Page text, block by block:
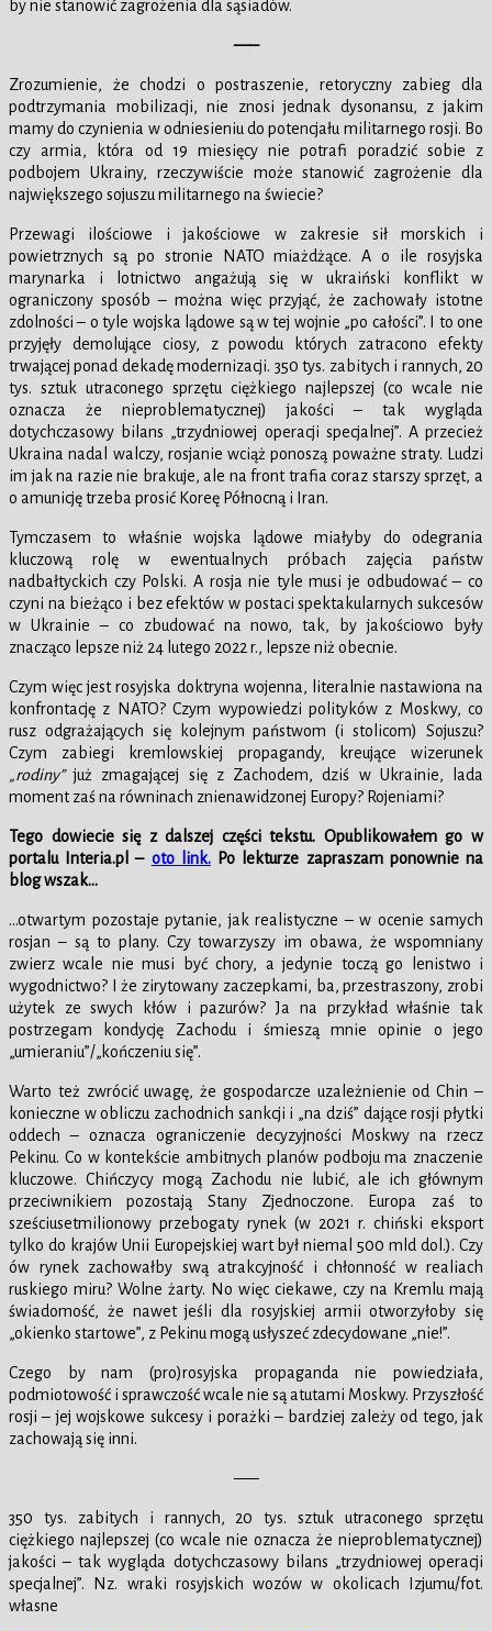
by nie stanowić zagrożenia dla sąsiadów.
—–
Zrozumienie, że chodzi o postraszenie, retoryczny zabieg dla
podtrzymania mobilizacji, nie znosi jednak dysonansu, z jakim
mamy do czynienia w odniesieniu do potencjału militarnego rosji. Bo
czy armia, która od 19 miesięcy nie potrafi poradzić sobie z
podbojem Ukrainy, rzeczywiście może stanowić zagrożenie dla
największego sojuszu militarnego na świecie?
Przewagi ilościowe i jakościowe w zakresie sił morskich i
powietrznych są po stronie NATO miażdżące. A o ile rosyjska
marynarka i lotnictwo angażują się w ukraiński konflikt w
ograniczony sposób – można więc przyjąć, że zachowały istotne
zdolności – o tyle wojska lądowe są w tej wojnie „po całości”. I to one
przyjęły demolujące ciosy, z powodu których zatracono efekty
trwającej ponad dekadę modernizacji. 350 tys. zabitych i rannych, 20
tys. sztuk utraconego sprzętu ciężkiego najlepszej (co wcale nie
oznacza że nieproblematycznej) jakości – tak wygląda
dotychczasowy bilans „trzydniowej operacji specjalnej”. A przecież
Ukraina nadal walczy, rosjanie wciąż ponoszą poważne straty. Ludzi
im jak na razie nie brakuje, ale na front trafia coraz starszy sprzęt, a
o amunicję trzeba prosić Koreę Północną i Iran.
Tymczasem to właśnie wojska lądowe miałyby do odegrania
kluczową rolę w ewentualnych próbach zajęcia państw
nadbałtyckich czy Polski. A rosja nie tyle musi je odbudować – co
czyni na bieżąco i bez efektów w postaci spektakularnych sukcesów
w Ukrainie – co zbudować na nowo, tak, by jakościowo były
znacząco lepsze niż 24 lutego 2022 r., lepsze niż obecnie.
Czym więc jest rosyjska doktryna wojenna, literalnie nastawiona na
konfrontację z NATO? Czym wypowiedzi polityków z Moskwy, co
rusz odgrażających się kolejnym państwom (i stolicom) Sojuszu?
Czym zabiegi kremlowskiej propagandy, kreujące wizerunek
„rodiny”już zmagającej się z Zachodem, dziś w Ukrainie, lada
moment zaś na równinach znienawidzonej Europy? Rojeniami?
Tego dowiecie się z dalszej części tekstu. Opublikowałem go w
portalu Interia.pl – oto link.Po lekturze zapraszam ponownie na
blog wszak…
…otwartym pozostaje pytanie, jak realistyczne – w ocenie samych
rosjan – są to plany. Czy towarzyszy im obawa, że wspomniany
zwierz wcale nie musi być chory, a jedynie toczą go lenistwo i
wygodnictwo? I że zirytowany zaczepkami, ba, przestraszony, zrobi
użytek ze swych kłów i pazurów? Ja na przykład właśnie tak
postrzegam kondycję Zachodu i śmieszą mnie opinie o jego
„umieraniu”/„kończeniu się”.
Warto też zwrócić uwagę, że gospodarcze uzależnienie od Chin –
konieczne w obliczu zachodnich sankcji i „na dziś” dające rosji płytki
oddech – oznacza ograniczenie decyzyjności Moskwy na rzecz
Pekinu. Co w kontekście ambitnych planów podboju ma znaczenie
kluczowe. Chińczycy mogą Zachodu nie lubić, ale ich głównym
przeciwnikiem pozostają Stany Zjednoczone. Europa zaś to
sześciusetmilionowy przebogaty rynek (w 2021 r. chiński eksport
tylko do krajów Unii Europejskiej wart był niemal 500 mld dol.). Czy
ów rynek zachowałby swą atrakcyjność i chłonność w realiach
ruskiego miru? Wolne żarty. No więc ciekawe, czy na Kremlu mają
świadomość, że nawet jeśli dla rosyjskiej armii otworzyłoby się
„okienko startowe”, z Pekinu mogą usłyszeć zdecydowane „nie!”.
Czego by nam (pro)rosyjska propaganda nie powiedziała,
podmiotowość i sprawczość wcale nie są atutami Moskwy. Przyszłość
rosji – jej wojskowe sukcesy i porażki – bardziej zależy od tego, jak
zachowają się inni.
—–
350 tys. zabitych i rannych, 20 tys. sztuk utraconego sprzętu
ciężkiego najlepszej (co wcale nie oznacza że nieproblematycznej)
jakości – tak wygląda dotychczasowy bilans „trzydniowej operacji
specjalnej”. Nz. wraki rosyjskich wozów w okolicach Izjumu/fot.
własne